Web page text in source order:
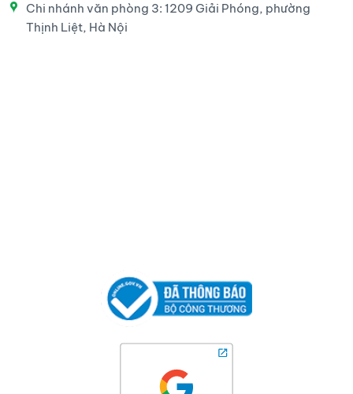
Chi nhánh văn phòng 3: 1209 Giải Phóng, phường
Thịnh Liệt, Hà Nội